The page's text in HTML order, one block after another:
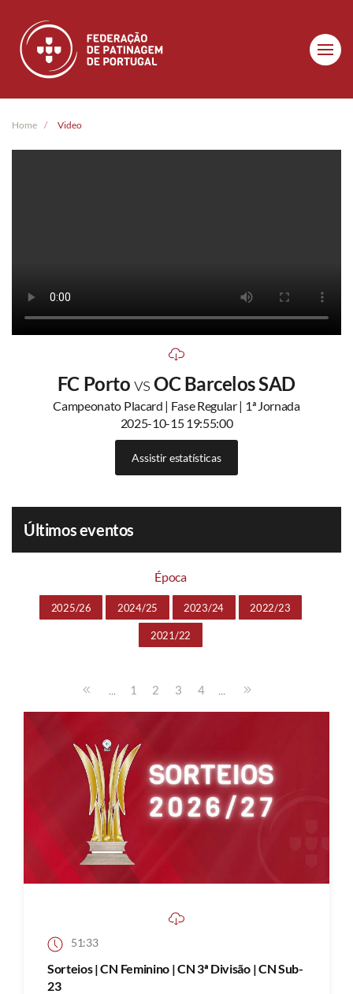
Skip to main content
Home Video
FC PortovsOC Barcelos SAD
Campeonato Placard | Fase Regular | 1ª Jornada
2025-10-15 19:55:00
Assistir estatísticas
Últimos eventos
Época
2025/26 2024/25 2023/24 2022/23
2021/22
... 1 2 3 4 ...
51:33
Sorteios | CN Feminino | CN 3ª Divisão | CN Sub-
23